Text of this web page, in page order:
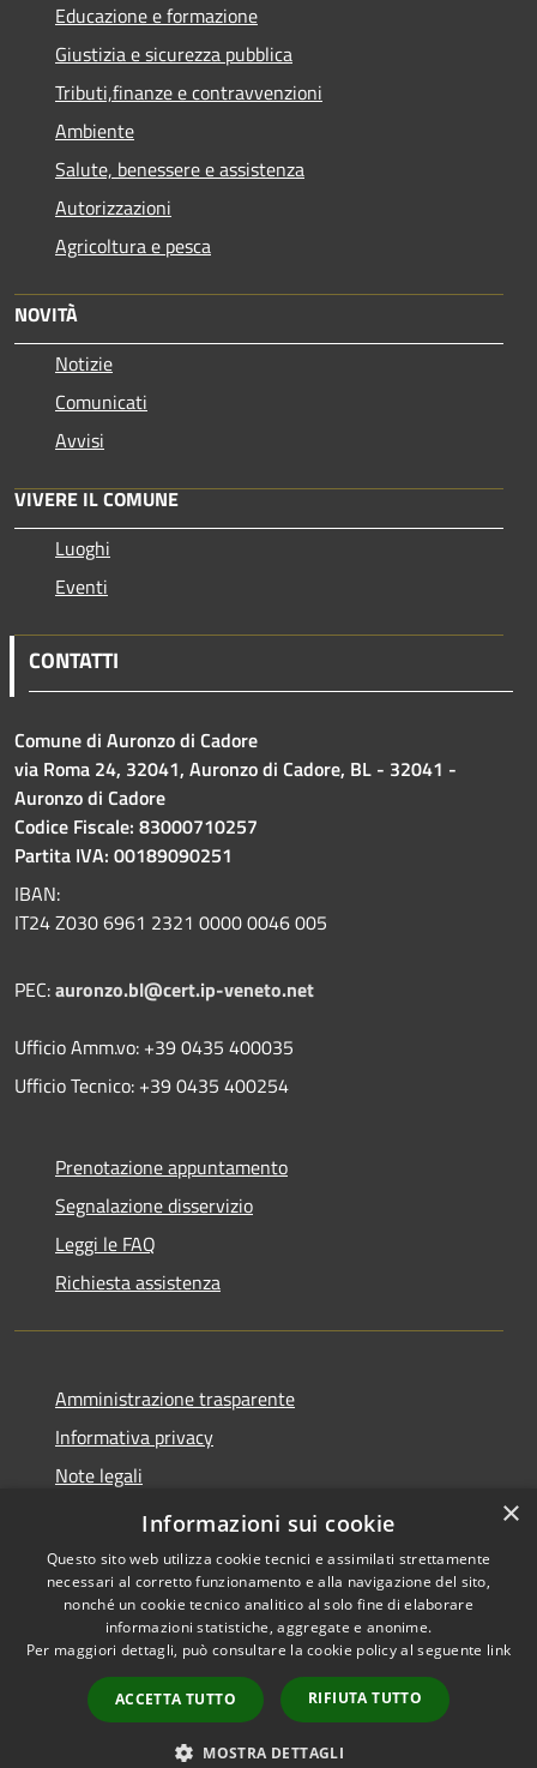
Educazione e formazione
Giustizia e sicurezza pubblica
Tributi,finanze e contravvenzioni
Ambiente
Salute, benessere e assistenza
Autorizzazioni
Agricoltura e pesca
NOVITÀ
Notizie
Comunicati
Avvisi
VIVERE IL COMUNE
Luoghi
Eventi
CONTATTI
Comune di Auronzo di Cadore
via Roma 24, 32041, Auronzo di Cadore, BL - 32041 -
Auronzo di Cadore
Codice Fiscale: 83000710257
Partita IVA: 00189090251
IBAN:
IT24 Z030 6961 2321 0000 0046 005
PEC:auronzo.bl@cert.ip-veneto.net
Ufficio Amm.vo: +39 0435 400035
Ufficio Tecnico: +39 0435 400254
Prenotazione appuntamento
Segnalazione disservizio
Leggi le FAQ
Richiesta assistenza
Amministrazione trasparente
Informativa privacy
Note legali
Dichiarazione di accessibilità
Accessibilità
Copyright © 2026 • Comune di
Auronzo di Cadore • Powered
byMunicipium
Accesso
redazione
×
Informazioni sui cookie
Questo sito web utilizza cookie tecnici e assimilati strettamente
necessari al corretto funzionamento e alla navigazione del sito,
nonché un cookie tecnico analitico al solo fine di elaborare
informazioni statistiche, aggregate e anonime.
Per maggiori dettagli, può consultare la cookie policy al seguente link
ACCETTA TUTTO RIFIUTA TUTTO
MOSTRA DETTAGLI